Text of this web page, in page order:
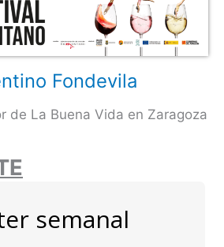
Fondevila
de La Buena Vida en Zaragoza
semanal